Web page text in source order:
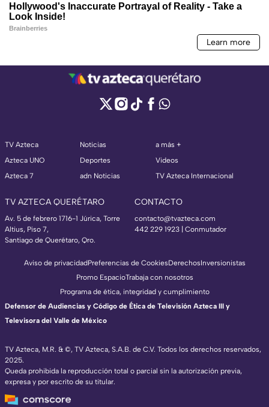
TV Azteca
Azteca UNO
Azteca 7
Noticias
Deportes
adn Noticias
a más +
Videos
TV Azteca Internacional
TV AZTECA QUERÉTARO
Av. 5 de febrero 1716-1 Júrica, Torre
Altius, Piso 7,
Santiago de Querétaro, Qro.
CONTACTO
contacto@tvazteca.com
442 229 1923 | Conmutador
TV Azteca, M.R. & ©, TV Azteca, S.A.B. de C.V. Todos los derechos reservados,
2025.
Queda prohibida la reproducción total o parcial sin la autorización previa,
expresa y por escrito de su titular.
Aviso de privacidadPreferencias de CookiesDerechosInversionistas
Promo EspacioTrabaja con nosotros
Programa de ética, integridad y cumplimiento
Defensor de Audiencias y Código de Ética de Televisión Azteca III y
Televisora del Valle de México